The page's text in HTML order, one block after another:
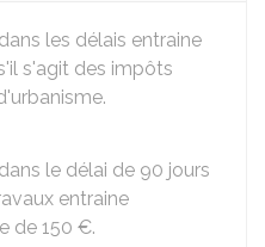
les délais entraine
s'agit des impôts
le délai de 90 jours
entraine
de 150 €.